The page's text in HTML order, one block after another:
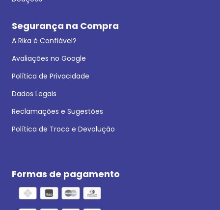
Segurança na Compra
A Rika é Confiável?
Avaliações no Google
Política de Privacidade
Dados Legais
Reclamações e Sugestões
Política de Troca e Devolução
Formas de pagamento